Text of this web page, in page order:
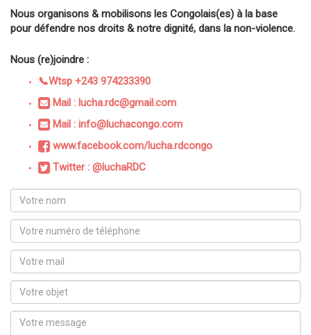
Nous organisons & mobilisons les Congolais(es) à la base
pour défendre nos droits & notre dignité, dans la non-violence.
Nous (re)joindre :
📞Wtsp +243 974233390
Mail : lucha.rdc@gmail.com
Mail : info@luchacongo.com
www.facebook.com/lucha.rdcongo
Twitter : @luchaRDC